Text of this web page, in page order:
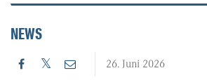
NEWS
26. Juni 2026